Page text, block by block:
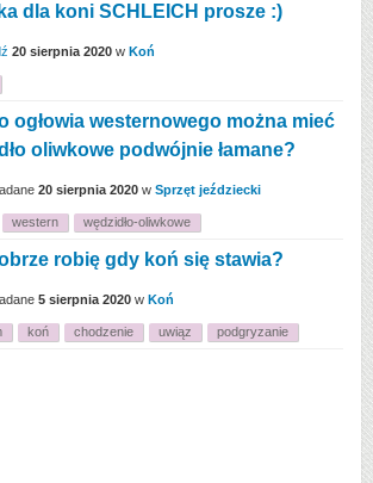
dla koni SCHLEICH prosze :)
20 sierpnia 2020 w Koń
ogłowia westernowego można mieć
oliwkowe podwójnie łamane?
20 sierpnia 2020 w Sprzęt jeździecki
western wędzidło-oliwkowe
robię gdy koń się stawia?
5 sierpnia 2020 w Koń
koń chodzenie uwiąz podgryzanie